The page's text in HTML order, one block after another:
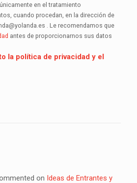
en el tratamiento
cuando procedan, en la dirección de
. Le recomendamos que
antes de proporcionarnos sus datos
la política de privacidad y el
on Ideas de Entrantes y